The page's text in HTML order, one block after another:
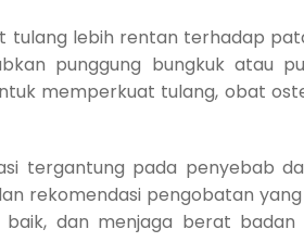
tulang lebih rentan terhadap
punggung bungkuk atau
memperkuat tulang, obat
tergantung pada penyebab
rekomendasi pengobatan
dan menjaga berat